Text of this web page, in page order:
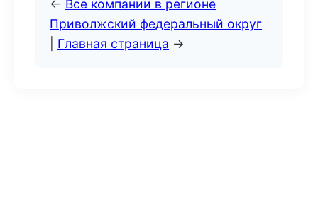
← Все компании в регионе
Приволжский федеральный округ
Главная страница →